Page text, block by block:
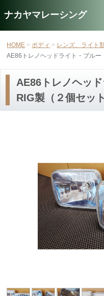
ナカヤマレーシング
HOME ボディ
レンズ、ライト
AE86トレノヘッドライト・ブルー
AE86トレノヘッ
RIG製（２個セット